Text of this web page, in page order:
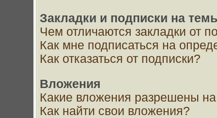
Закладки и подписки на
Чем отличаются закладки от
Как мне подписаться на
Как отказаться от подписки?
Вложения
Какие вложения разрешены
Как найти свои вложения?